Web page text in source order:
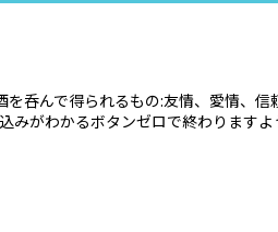
を呑んで得られるもの:友情、愛情
みがわかるボタンゼロで終わりますよ